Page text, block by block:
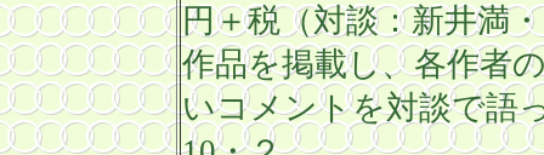
円＋税（対談：新井満
作品を掲載し、各作者
いコメントを対談で語